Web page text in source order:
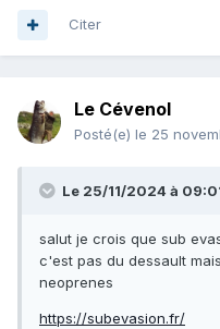
chaleur, résistance à
En vous remerciant
Citer
Le Cévenol
Posté(e) le 25
Le 25/11/2024 à
salut je crois que sub
c'est pas du dessault
neoprenes
https://subevasion.fr/